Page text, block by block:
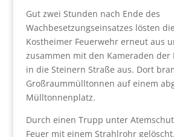
Gut zwei Stunden nach Ende des
Wachbesetzungseinsatzes lösten
Kostheimer Feuerwehr erneut aus
zusammen mit den Kameraden
in die Steinern Straße aus. Dort
Großraummülltonnen auf einem
Mülltonnenplatz.
Durch einen Trupp unter
Feuer mit einem Strahlrohr